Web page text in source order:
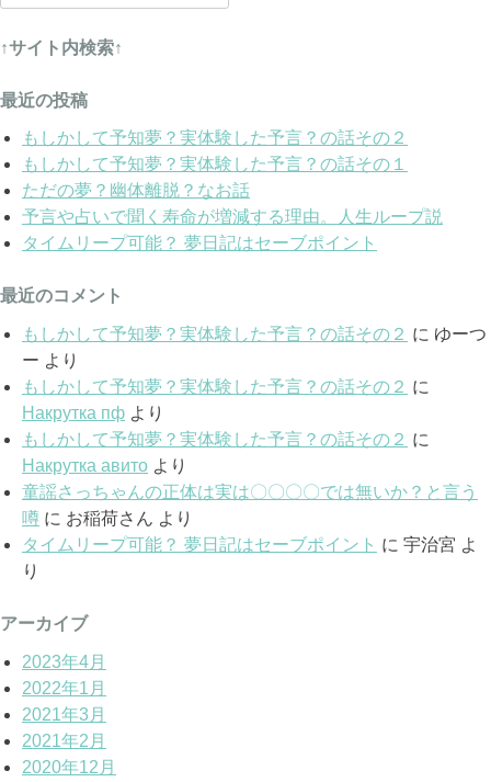
索:
↑サイト内検索↑
最近の投稿
もしかして予知夢？実体験した予言？の話その２
もしかして予知夢？実体験した予言？の話その１
ただの夢？幽体離脱？なお話
予言や占いで聞く寿命が増減する理由。人生ループ説
タイムリープ可能？ 夢日記はセーブポイント
最近のコメント
もしかして予知夢？実体験した予言？の話その２ に ゆーつ
ー より
もしかして予知夢？実体験した予言？の話その２ に
Накрутка пф より
もしかして予知夢？実体験した予言？の話その２ に
Накрутка авито より
童謡さっちゃんの正体は実は〇〇〇〇では無いか？と言う
噂 に お稲荷さん より
タイムリープ可能？ 夢日記はセーブポイント に 宇治宮 よ
り
アーカイブ
2023年4月
2022年1月
2021年3月
2021年2月
2020年12月